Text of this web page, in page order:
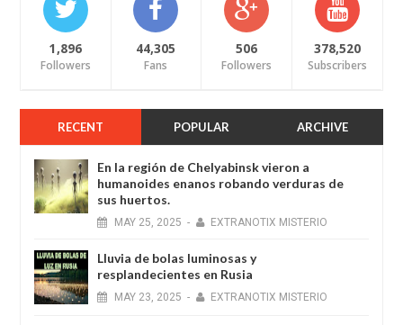
1,896
Followers
44,305
Fans
506
Followers
378,520
Subscribers
RECENT POPULAR ARCHIVE
En la región de Chelyabinsk vieron a
humanoides enanos robando verduras de
sus huertos.
MAY 25, 2025 - EXTRANOTIX MISTERIO
Lluvia de bolas luminosas y
resplandecientes en Rusia
MAY 23, 2025 - EXTRANOTIX MISTERIO